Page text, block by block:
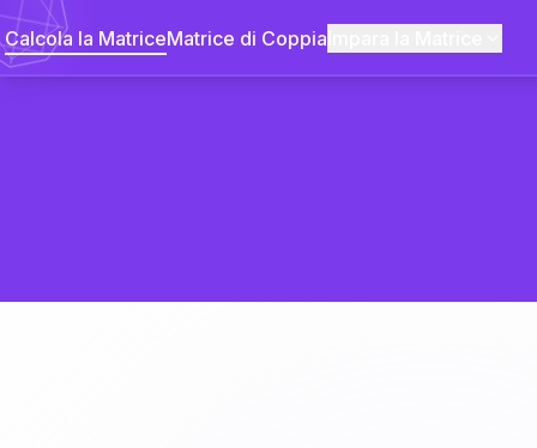
Calcola la MatriceMatrice di Coppia